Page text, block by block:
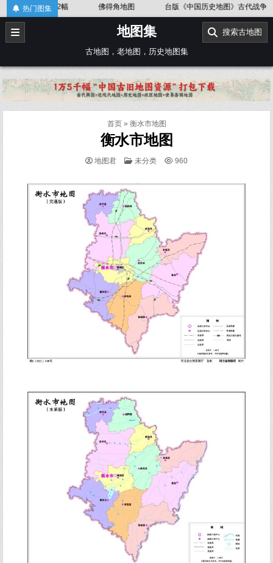
Skip
to
content
热门图集
文版)》52幅 佛得角地图 台版《中国历史地图》古代战争
地图集
古地图，老地图，历史地图集
搜索古地图
首页» 衡水市地图
衡水市地图
地图君
POSTED
未分类 960